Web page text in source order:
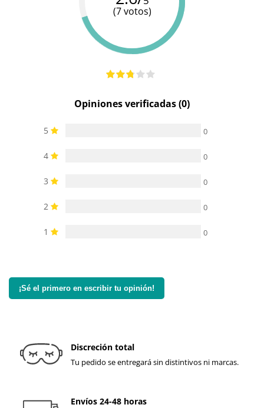
(7 votos)
Opiniones verificadas (0)
5 0
4 0
3 0
2 0
1 0
¡Sé el primero en escribir tu opinión!
Discreción total
Tu pedido se entregará sin distintivos ni marcas.
Envíos 24-48 horas